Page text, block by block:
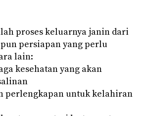
proses keluarnya janin dari
persiapan yang perlu
lain:
kesehatan yang akan
perlengkapan untuk kelahiran